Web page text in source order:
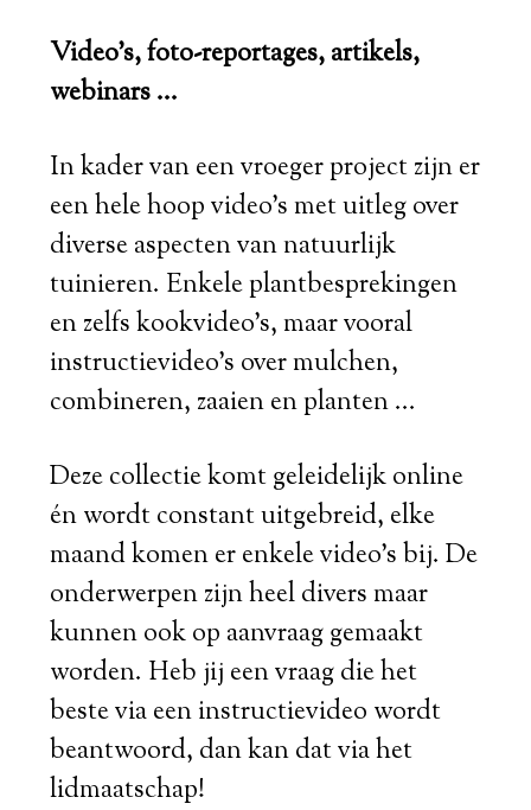
Video's, foto-reportages, artikels,
webinars ...
In kader van een vroeger project zijn er
een hele hoop video's met uitleg over
diverse aspecten van natuurlijk
tuinieren. Enkele plantbesprekingen
en zelfs kookvideo's, maar vooral
instructievideo's over mulchen,
combineren, zaaien en planten ...
Deze collectie komt geleidelijk online
én wordt constant uitgebreid, elke
maand komen er enkele video's bij. De
onderwerpen zijn heel divers maar
kunnen ook op aanvraag gemaakt
worden. Heb jij een vraag die het
beste via een instructievideo wordt
beantwoord, dan kan dat via het
lidmaatschap!